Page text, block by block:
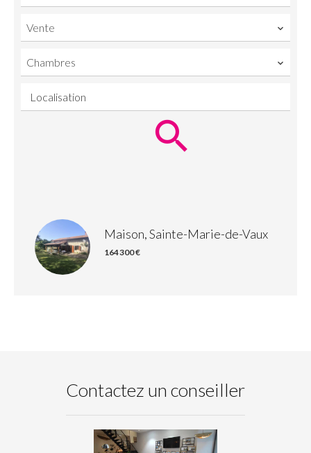
Vente
Chambres
Localisation
Maison, Sainte-Marie-de-Vaux
164 300 €
Contactez un conseiller